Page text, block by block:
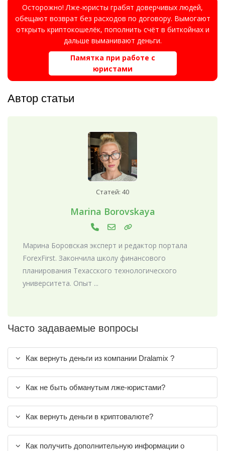
Осторожно! Лже-юристы грабят доверчивых людей,
обещают возврат без расходов по договору. Вымогают
открыть криптокошелёк, пополнить счёт в биткойнах и
дальше выманивают деньги.
Памятка при работе с
юристами
Автор статьи
Статей: 40
Marina Borovskaya
Марина Боровская эксперт и редактор портала
ForexFirst. Закончила школу финансового
планирования Техасского технологического
университета. Опыт ...
Часто задаваемые вопросы
Как вернуть деньги из компании Dralamix ?
Как не быть обманутым лже-юристами?
Как вернуть деньги в криптовалюте?
Как получить дополнительную информации о